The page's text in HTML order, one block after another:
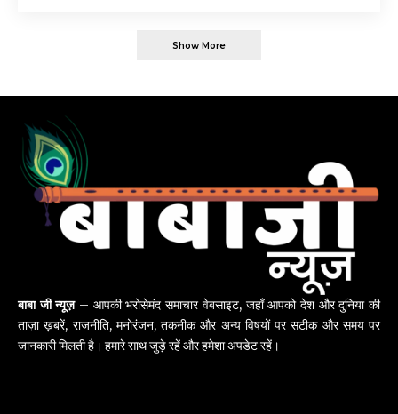
Show More
बाबा जी न्यूज़– आपकी भरोसेमंद समाचार वेबसाइट, जहाँ आपको देश और दुनिया की
ताज़ा ख़बरें, राजनीति, मनोरंजन, तकनीक और अन्य विषयों पर सटीक और समय पर
जानकारी मिलती है। हमारे साथ जुड़े रहें और हमेशा अपडेट रहें।